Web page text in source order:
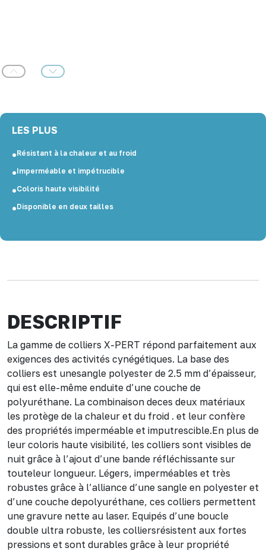
Précédent Suivant
LES PLUS
Résistant à la chaleur et au froid
Imperméable et impétrucible
Coloris haute visibilité
Disponible en deux tailles
DESCRIPTIF
La gamme de colliers X-PERT répond parfaitement aux
exigences des activités cynégétiques. La base des
colliers est unesangle polyester de 2.5 mm d’épaisseur,
qui est elle-même enduite d’une couche de
polyuréthane. La combinaison deces deux matériaux
les protège de la chaleur et du froid . et leur confère
des propriétés imperméable et imputrescible.En plus de
leur coloris haute visibilité, les colliers sont visibles de
nuit grâce à l’ajout d’une bande réfléchissante sur
touteleur longueur. Légers, imperméables et très
robustes grâce à l’alliance d’une sangle en polyester et
d’une couche depolyuréthane, ces colliers permettent
une gravure nette au laser. Equipés d’une boucle
double ultra robuste, les colliersrésistent aux fortes
pressions et sont durables grâce à leur propriété